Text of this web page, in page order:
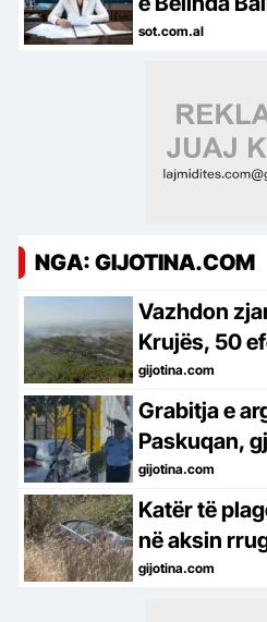
sot.com.al
NGA: GIJOTINA.COM
Vazhdon
Krujës, 50
izolimin e
gijotina.com
Grabitja e
Paskuqan,
dyshohet se
autorët
gijotina.com
Katër të
në aksin
Tepeplenë
gijotina.com